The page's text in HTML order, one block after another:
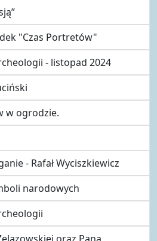
"Czas Portretów"
- listopad 2024
w ogrodzie.
- Rafał Wyciszkiewicz
narodowych